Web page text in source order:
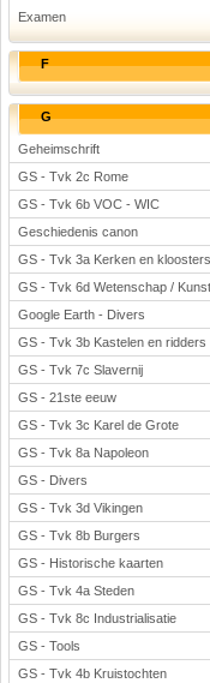
Examen
F
G
Geheimschrift
GS - Tvk 2c Rome
GS - Tvk 6b VOC - WIC
Geschiedenis canon
GS - Tvk 3a Kerken en kloosters
GS - Tvk 6d Wetenschap / Kunst
Google Earth - Divers
GS - Tvk 3b Kastelen en ridders
GS - Tvk 7c Slavernij
GS - 21ste eeuw
GS - Tvk 3c Karel de Grote
GS - Tvk 8a Napoleon
GS - Divers
GS - Tvk 3d Vikingen
GS - Tvk 8b Burgers
GS - Historische kaarten
GS - Tvk 4a Steden
GS - Tvk 8c Industrialisatie
GS - Tools
GS - Tvk 4b Kruistochten